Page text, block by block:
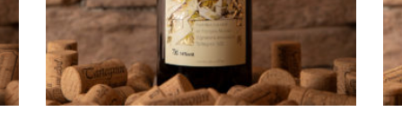
varianti.
Le
opzioni
possono
essere